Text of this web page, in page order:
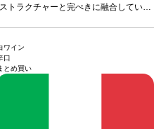
ください。
トラクチャーと完ぺきに融合してい
ください。
ワイン
口
とめ買い